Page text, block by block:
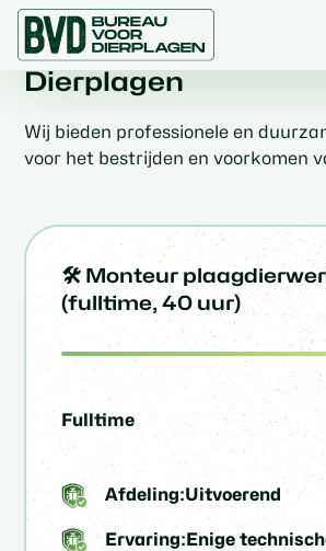
Werken bij Bureau
Dierplagen
Wij bieden professionele en
voor het bestrijden en voorkomen
🛠️ Monteur
(fulltime, 40 uur)
Fulltime
Afdeling:Uitvoerend
Ervaring:Enige